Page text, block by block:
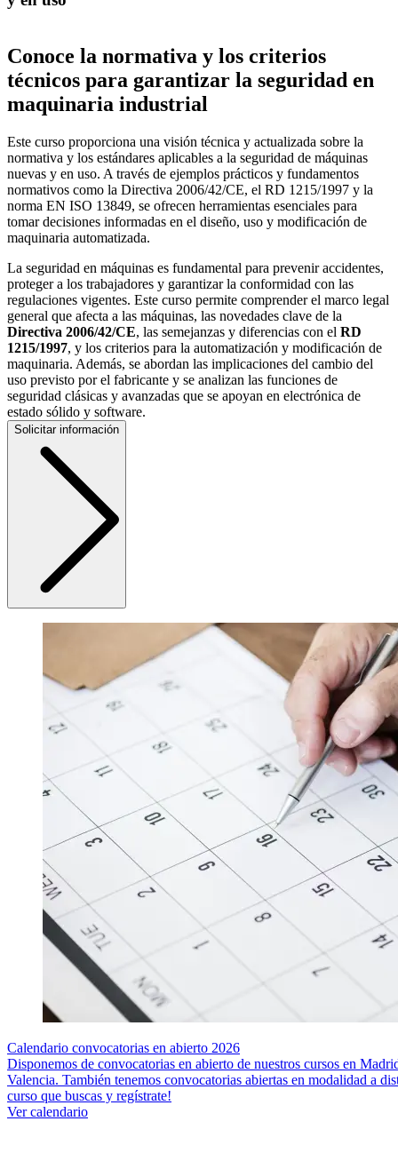
Conoce la normativa y los criterios
técnicos para garantizar la seguridad en
maquinaria industrial
Este curso proporciona una visión técnica y actualizada sobre la
normativa y los estándares aplicables a la seguridad de máquinas
nuevas y en uso. A través de ejemplos prácticos y fundamentos
normativos como la Directiva 2006/42/CE, el RD 1215/1997 y la
norma EN ISO 13849, se ofrecen herramientas esenciales para
tomar decisiones informadas en el diseño, uso y modificación de
maquinaria automatizada.
La seguridad en máquinas es fundamental para prevenir accidentes,
proteger a los trabajadores y garantizar la conformidad con las
regulaciones vigentes. Este curso permite comprender el marco legal
general que afecta a las máquinas, las novedades clave de la
Directiva 2006/42/CE, las semejanzas y diferencias con el RD
1215/1997, y los criterios para la automatización y modificación de
maquinaria. Además, se abordan las implicaciones del cambio del
uso previsto por el fabricante y se analizan las funciones de
seguridad clásicas y avanzadas que se apoyan en electrónica de
estado sólido y software.
Solicitar información
Calendario convocatorias en abierto 2026
Disponemos de convocatorias en abierto de nuestros cursos en
Valencia. También tenemos convocatorias abiertas en modalidad a
curso que buscas y regístrate!
Ver calendario